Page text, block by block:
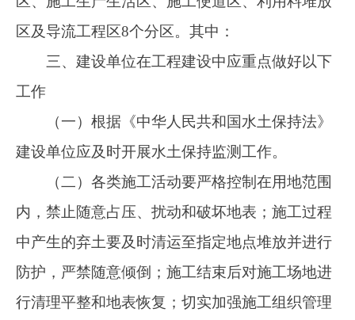
（四）按照《水利部关于加强事中事后监管
规范生产建设项目水土保持设施自主验收的通
知》（水保〔2017〕365号）的规定，在工程投
入运行前，建设单位自主开展水土保持设施验
收。经验收合格后，向社会公开水土保持设施验
测总结报告。生产建设单位、第三方机构和水土
保持监测机构对水土保持设施验收鉴定书、验收
报告和监测总结报告等材料的真实性负责。
社会公众对上述公示无异议，建设单位向水
利局报备公示材料。水利局对验收材料的真实
持设施验收报-备证明。